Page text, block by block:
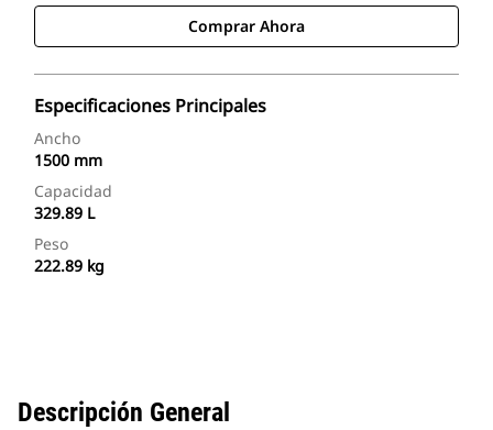
Comprar Ahora
Especificaciones Principales
Ancho
1500 mm
Capacidad
329.89 L
Peso
222.89 kg
Descripción General